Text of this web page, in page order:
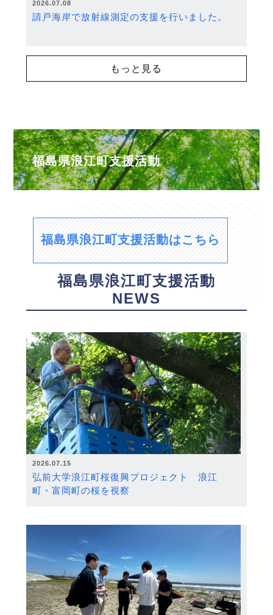
2026.07.08
請戸海岸で放射線測定の支援を行いました。
もっと見る
福島県浪江町支援活動
福島県浪江町支援活動はこちら
福島県浪江町支援活動
NEWS
2026.07.15
弘前大学浪江町桜復興プロジェクト 浪江
町・富岡町の桜を視察